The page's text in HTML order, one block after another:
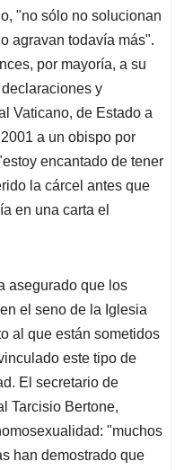
"no sólo no solucionan
agravan todavía más".
por mayoría, a su
y
Vaticano, de Estado a
a un obispo por
encantado de tener
la cárcel antes que
en una carta el
asegurado que los
el seno de la Iglesia
al que están sometidos
este tipo de
El secretario de
Tarcisio Bertone,
"muchos
han demostrado que